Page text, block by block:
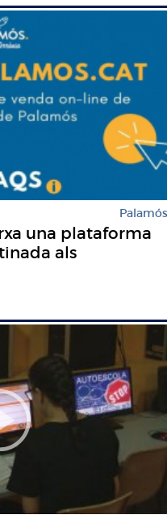
Palamós
una plataforma
als